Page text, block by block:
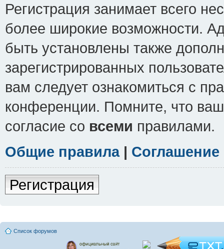
Регистрация занимает всего
более широкие возможности.
быть установлены также
зарегистрированных
вам следует ознакомиться с
конференции. Помните, что
согласие со всеми правилами.
Общие правила|
Регистрация
Список форумов